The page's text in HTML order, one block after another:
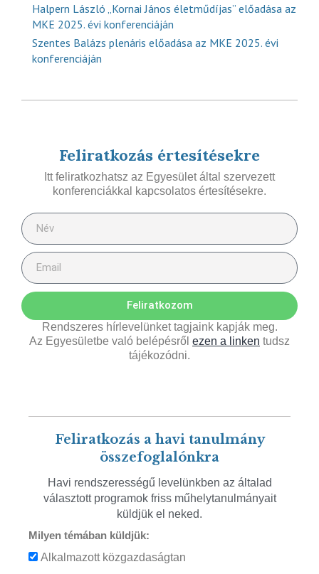
Halpern László „Kornai János életműdíjas” előadása az
MKE 2025. évi konferenciáján
Szentes Balázs plenáris előadása az MKE 2025. évi
konferenciáján
Feliratkozás értesítésekre
Itt feliratkozhatsz az Egyesület által szervezett
konferenciákkal kapcsolatos értesítésekre.
Feliratkozom
Rendszeres hírlevelünket tagjaink kapják meg.
Az Egyesületbe való belépésről ezen a linken tudsz
tájékozódni.
Feliratkozás a havi tanulmány
összefoglalónkra
Havi rendszerességű levelünkben az általad
választott programok friss műhelytanulmányait
küldjük el neked.
Milyen témában küldjük:
Alkalmazott közgazdaságtan